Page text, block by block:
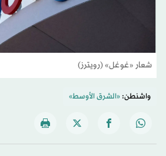
شعار «غوغل» (رويترز)
واشنطن:«الشرق الأوسط»